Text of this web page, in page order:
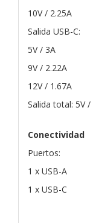
10V / 2.25A
Salida USB-C:
5V / 3A
9V / 2.22A
12V / 1.67A
Salida total: 5V /
Conectividad
Puertos:
1 x USB-A
1 x USB-C